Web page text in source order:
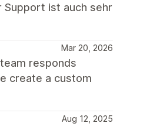
Support ist auch sehr
Mar 20, 2026
responds
create a custom
Aug 12, 2025